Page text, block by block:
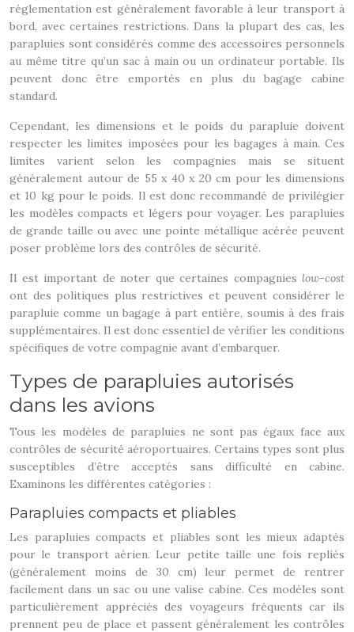
réglementation est généralement favorable à leur transport à
bord, avec certaines restrictions. Dans la plupart des cas, les
parapluies sont considérés comme des accessoires personnels
au même titre qu’un sac à main ou un ordinateur portable. Ils
peuvent donc être emportés en plus du bagage cabine
standard.
Cependant, les dimensions et le poids du parapluie doivent
respecter les limites imposées pour les bagages à main. Ces
limites varient selon les compagnies mais se situent
généralement autour de 55 x 40 x 20 cm pour les dimensions
et 10 kg pour le poids. Il est donc recommandé de privilégier
les modèles compacts et légers pour voyager. Les parapluies
de grande taille ou avec une pointe métallique acérée peuvent
poser problème lors des contrôles de sécurité.
Il est important de noter que certaines compagnies low-cost
ont des politiques plus restrictives et peuvent considérer le
parapluie comme un bagage à part entière, soumis à des frais
supplémentaires. Il est donc essentiel de vérifier les conditions
spécifiques de votre compagnie avant d’embarquer.
Types de parapluies autorisés
dans les avions
Tous les modèles de parapluies ne sont pas égaux face aux
contrôles de sécurité aéroportuaires. Certains types sont plus
susceptibles d’être acceptés sans difficulté en cabine.
Examinons les différentes catégories :
Parapluies compacts et pliables
Les parapluies compacts et pliables sont les mieux adaptés
pour le transport aérien. Leur petite taille une fois repliés
(généralement moins de 30 cm) leur permet de rentrer
facilement dans un sac ou une valise cabine. Ces modèles sont
particulièrement appréciés des voyageurs fréquents car ils
prennent peu de place et passent généralement les contrôles